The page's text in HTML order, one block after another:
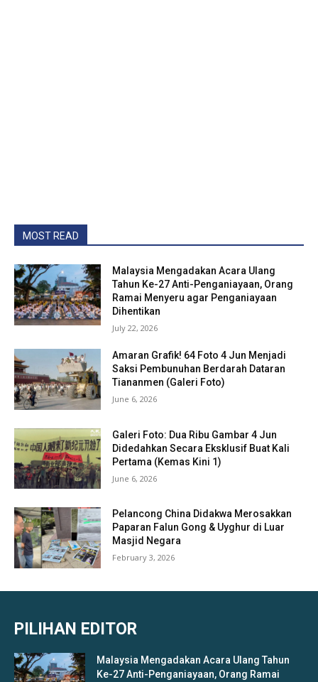
MOST READ
Malaysia Mengadakan Acara Ulang
Tahun Ke-27 Anti-Penganiayaan, Orang
Ramai Menyeru agar Penganiayaan
Dihentikan
July 22, 2026
Amaran Grafik! 64 Foto 4 Jun Menjadi
Saksi Pembunuhan Berdarah Dataran
Tiananmen (Galeri Foto)
June 6, 2026
Galeri Foto: Dua Ribu Gambar 4 Jun
Didedahkan Secara Eksklusif Buat Kali
Pertama (Kemas Kini 1)
June 6, 2026
Pelancong China Didakwa Merosakkan
Paparan Falun Gong & Uyghur di Luar
Masjid Negara
February 3, 2026
PILIHAN EDITOR
Malaysia Mengadakan Acara Ulang Tahun
Ke-27 Anti-Penganiayaan, Orang Ramai